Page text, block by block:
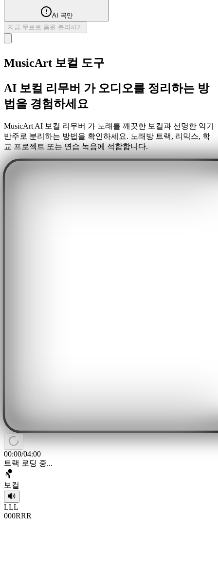
AI 곡만
지금 무료로 음원 분리하기
MusicArt 보컬 도구
AI 보컬 리무버 가 오디오를 정리하는 방
법을 경험하세요
MusicArt AI 보컬 리무버 가 노래를 깨끗한 보컬과 선명한 악기
반주로 분리하는 방법을 확인하세요. 노래방 트랙, 리믹스, 학
교 프로젝트 또는 연습 녹음에 적합합니다.
00:00/04:00
트랙 로딩 중...
보컬
LLL
000RRR